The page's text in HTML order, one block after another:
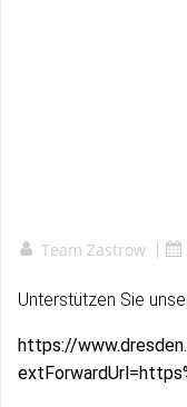
Team Zastrow |
Unterstützen Sie
https://